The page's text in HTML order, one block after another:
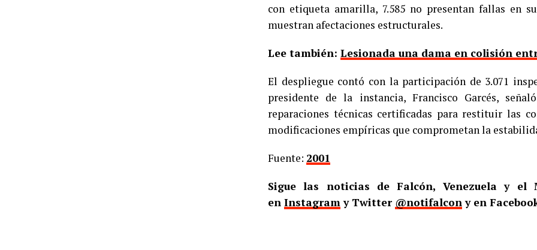
con etiqueta amarilla, 7.585 no presentan fallas en
muestran afectaciones estructurales.
Lee también: Lesionada una dama en colisión
El despliegue contó con la participación de 3.071
presidente de la instancia, Francisco Garcés,
reparaciones técnicas certificadas para restituir las
modificaciones empíricas que comprometan la
Fuente: 2001
Sigue las noticias de Falcón, Venezuela y
en Instagramy Twitter @notifalcony en